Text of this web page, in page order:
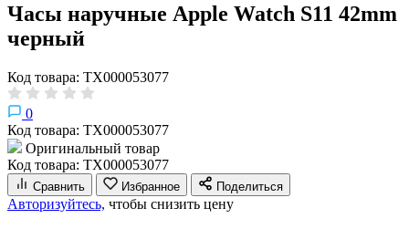
Часы наручные Apple Watch S11 42mm
черный
Код товара: ТХ000053077
0
Код товара: ТХ000053077
Оригинальный товар
Код товара: ТХ000053077
Сравнить Избранное Поделиться
Авторизуйтесь, чтобы снизить цену